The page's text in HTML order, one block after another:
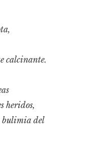
calcinante.
heridos,
bulimia del